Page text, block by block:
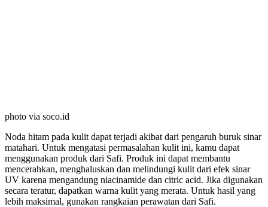
photo via soco.id
Noda hitam pada kulit dapat terjadi akibat dari pengaruh buruk sinar
matahari. Untuk mengatasi permasalahan kulit ini, kamu dapat
menggunakan produk dari Safi. Produk ini dapat membantu
mencerahkan, menghaluskan dan melindungi kulit dari efek sinar
UV karena mengandung niacinamide dan citric acid. Jika digunakan
secara teratur, dapatkan warna kulit yang merata. Untuk hasil yang
lebih maksimal, gunakan rangkaian perawatan dari Safi.